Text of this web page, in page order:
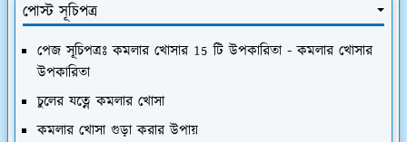
পোস্ট সূচিপত্র
পেজ সূচিপত্রঃ কমলার খোসার 15 টি উপকারিতা - কমলার খোসার
উপকারিতা
চুলের যত্নে কমলার খোসা
কমলার খোসা গুড়া করার উপায়